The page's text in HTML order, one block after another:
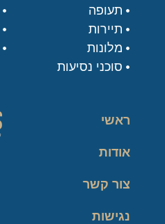
תעופה
תיירות
מלונות
סוכני נסיעות
ראשי
אודות
צור קשר
נגישות